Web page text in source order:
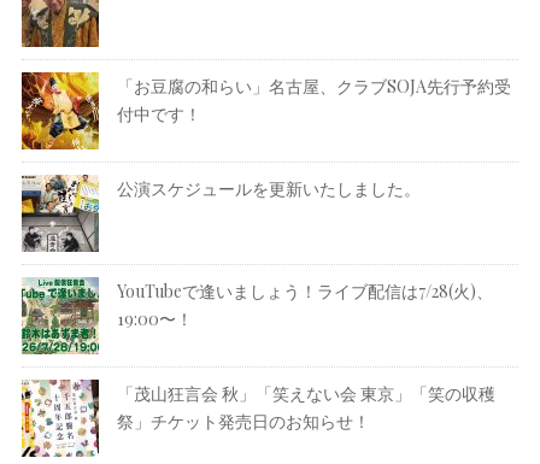
「お豆腐の和らい」名古屋、クラブSOJA先行予約受
付中です！
公演スケジュールを更新いたしました。
YouTubeで逢いましょう！ライブ配信は7/28(火)、
19:00〜！
「茂山狂言会 秋」「笑えない会 東京」「笑の収穫
祭」チケット発売日のお知らせ！